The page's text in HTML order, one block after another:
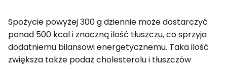
Spożycie powyżej 300 g dziennie może dostarczyć
ponad 500 kcal i znaczną ilość tłuszczu, co sprzyja
dodatniemu bilansowi energetycznemu. Taka ilość
zwiększa także podaż cholesterolu i tłuszczów